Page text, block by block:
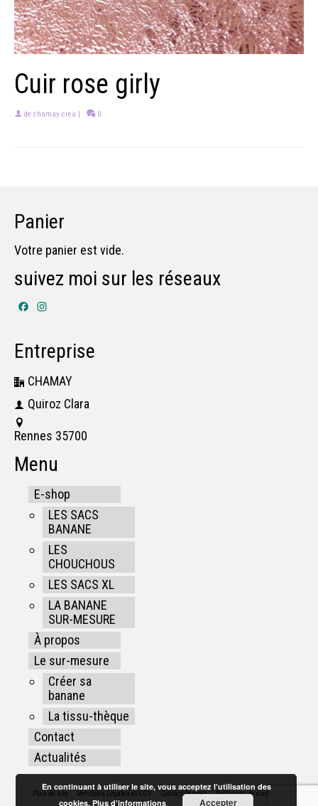
Cuir rose girly
de chamay-crea | 0
Panier
Votre panier est vide.
suivez moi sur les réseaux
Facebook
Entreprise
CHAMAY
Quiroz Clara
Rennes 35700
Menu
E-shop
LES SACS
BANANE
LES
CHOUCHOUS
LES SACS XL
LA BANANE
SUR-MESURE
À propos
Le sur-mesure
Créer sa
banane
La tissu-thèque
Contact
Actualités
Plan de site Mentions Légales et CGV Contact Rennes Politiques de confidentialité
En continuant à utiliser le site, vous acceptez l’utilisation des
cookies.Plus d’informations Accepter